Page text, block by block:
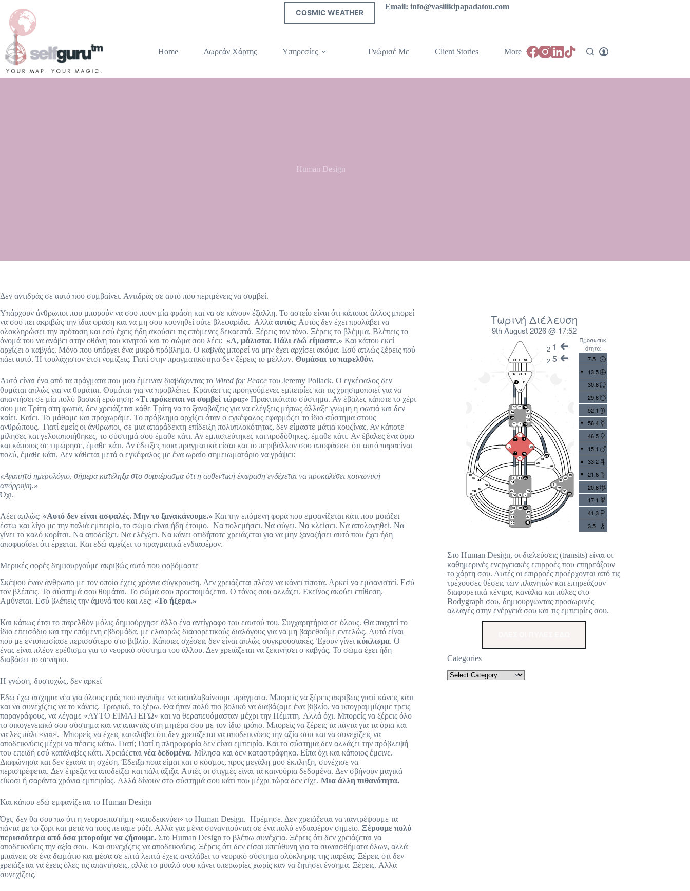
COSMIC WEATHER
Email: info@vasilikipapadatou.com
Home Δωρεάν Χάρτης Υπηρεσίες Γνώρισέ Με Client Stories More
Human Design
Δεν αντιδράς σε αυτό που συμβαίνει. Αντιδράς σε αυτό που περιμένεις να συμβεί.
Υπάρχουν άνθρωποι που μπορούν να σου πουν μία φράση και να σε κάνουν έξαλλη. Το αστείο είναι ότι κάποιος άλλος μπορεί
να σου πει ακριβώς την ίδια φράση και να μη σου κουνηθεί ούτε βλεφαρίδα. Αλλά αυτός; Αυτός δεν έχει προλάβει να
ολοκληρώσει την πρόταση και εσύ έχεις ήδη ακούσει τις επόμενες δεκαεπτά. Ξέρεις τον τόνο. Ξέρεις το βλέμμα. Βλέπεις το
όνομά του να ανάβει στην οθόνη του κινητού και το σώμα σου λέει: «Α, μάλιστα. Πάλι εδώ είμαστε.» Και κάπου εκεί
αρχίζει ο καβγάς. Μόνο που υπάρχει ένα μικρό πρόβλημα. Ο καβγάς μπορεί να μην έχει αρχίσει ακόμα. Εσύ απλώς ξέρεις πού
πάει αυτό. Ή τουλάχιστον έτσι νομίζεις. Γιατί στην πραγματικότητα δεν ξέρεις το μέλλον. Θυμάσαι το παρελθόν.
Αυτό είναι ένα από τα πράγματα που μου έμειναν διαβάζοντας το Wired for Peace του Jeremy Pollack. Ο εγκέφαλος δεν
θυμάται απλώς για να θυμάται. Θυμάται για να προβλέπει. Κρατάει τις προηγούμενες εμπειρίες και τις χρησιμοποιεί για να
απαντήσει σε μία πολύ βασική ερώτηση: «Τι πρόκειται να συμβεί τώρα;» Πρακτικότατο σύστημα. Αν έβαλες κάποτε το χέρι
σου μια Τρίτη στη φωτιά, δεν χρειάζεται κάθε Τρίτη να το ξαναβάζεις για να ελέγξεις μήπως άλλαξε γνώμη η φωτιά και δεν
καίει. Καίει. Το μάθαμε και προχωράμε. Το πρόβλημα αρχίζει όταν ο εγκέφαλος εφαρμόζει το ίδιο σύστημα στους
ανθρώπους. Γιατί εμείς οι άνθρωποι, σε μια απαράδεκτη επίδειξη πολυπλοκότητας, δεν είμαστε μάτια κουζίνας. Αν κάποτε
μίλησες και γελοιοποιήθηκες, το σύστημά σου έμαθε κάτι. Αν εμπιστεύτηκες και προδόθηκες, έμαθε κάτι. Αν έβαλες ένα όριο
και κάποιος σε τιμώρησε, έμαθε κάτι. Αν έδειξες ποια πραγματικά είσαι και το περιβάλλον σου αποφάσισε ότι αυτό παραείναι
πολύ, έμαθε κάτι. Δεν κάθεται μετά ο εγκέφαλος με ένα ωραίο σημειωματάριο να γράψει:
«Αγαπητό ημερολόγιο, σήμερα κατέληξα στο συμπέρασμα ότι η αυθεντική έκφραση ενδέχεται να προκαλέσει κοινωνική
απόρριψη.»
Όχι.
Λέει απλώς: «Αυτό δεν είναι ασφαλές. Μην το ξανακάνουμε.» Και την επόμενη φορά που εμφανίζεται κάτι που μοιάζει
έστω και λίγο με την παλιά εμπειρία, το σώμα είναι ήδη έτοιμο. Να πολεμήσει. Να φύγει. Να κλείσει. Να απολογηθεί. Να
γίνει το καλό κορίτσι. Να αποδείξει. Να ελέγξει. Να κάνει οτιδήποτε χρειάζεται για να μην ξαναζήσει αυτό που έχει ήδη
αποφασίσει ότι έρχεται. Και εδώ αρχίζει το πραγματικά ενδιαφέρον.
Μερικές φορές δημιουργούμε ακριβώς αυτό που φοβόμαστε
Σκέψου έναν άνθρωπο με τον οποίο έχεις χρόνια σύγκρουση. Δεν χρειάζεται πλέον να κάνει τίποτα. Αρκεί να εμφανιστεί. Εσύ
τον βλέπεις. Το σύστημά σου θυμάται. Το σώμα σου προετοιμάζεται. Ο τόνος σου αλλάζει. Εκείνος ακούει επίθεση.
Αμύνεται. Εσύ βλέπεις την άμυνά του και λες: «Το ήξερα.»
Και κάπως έτσι το παρελθόν μόλις δημιούργησε άλλο ένα αντίγραφο του εαυτού του. Συγχαρητήρια σε όλους. Θα παιχτεί το
ίδιο επεισόδιο και την επόμενη εβδομάδα, με ελαφρώς διαφορετικούς διαλόγους για να μη βαρεθούμε εντελώς. Αυτό είναι
που με εντυπωσίασε περισσότερο στο βιβλίο. Κάποιες σχέσεις δεν είναι απλώς συγκρουσιακές. Έχουν γίνει κύκλωμα. Ο
ένας είναι πλέον ερέθισμα για το νευρικό σύστημα του άλλου. Δεν χρειάζεται να ξεκινήσει ο καβγάς. Το σώμα έχει ήδη
διαβάσει το σενάριο.
Η γνώση, δυστυχώς, δεν αρκεί
Εδώ έχω άσχημα νέα για όλους εμάς που αγαπάμε να καταλαβαίνουμε πράγματα. Μπορείς να ξέρεις ακριβώς γιατί κάνεις κάτι
και να συνεχίζεις να το κάνεις. Τραγικό, το ξέρω. Θα ήταν πολύ πιο βολικό να διαβάζαμε ένα βιβλίο, να υπογραμμίζαμε τρεις
παραγράφους, να λέγαμε «ΑΥΤΟ ΕΙΜΑΙ ΕΓΩ» και να θεραπευόμασταν μέχρι την Πέμπτη. Αλλά όχι. Μπορείς να ξέρεις όλο
το οικογενειακό σου σύστημα και να απαντάς στη μητέρα σου με τον ίδιο τρόπο. Μπορείς να ξέρεις τα πάντα για τα όρια και
να λες πάλι «ναι». Μπορείς να έχεις καταλάβει ότι δεν χρειάζεται να αποδεικνύεις την αξία σου και να συνεχίζεις να
αποδεικνύεις μέχρι να πέσεις κάτω. Γιατί; Γιατί η πληροφορία δεν είναι εμπειρία. Και το σύστημα δεν αλλάζει την πρόβλεψή
του επειδή εσύ κατάλαβες κάτι. Χρειάζεται νέα δεδομένα. Μίλησα και δεν καταστράφηκα. Είπα όχι και κάποιος έμεινε.
Διαφώνησα και δεν έχασα τη σχέση. Έδειξα ποια είμαι και ο κόσμος, προς μεγάλη μου έκπληξη, συνέχισε να
περιστρέφεται. Δεν έτρεξα να αποδείξω και πάλι άξιζα. Αυτές οι στιγμές είναι τα καινούρια δεδομένα. Δεν σβήνουν μαγικά
είκοσι ή σαράντα χρόνια εμπειρίας. Αλλά δίνουν στο σύστημά σου κάτι που μέχρι τώρα δεν είχε. Μια άλλη πιθανότητα.
Και κάπου εδώ εμφανίζεται το Human Design
Όχι, δεν θα σου πω ότι η νευροεπιστήμη «αποδεικνύει» το Human Design. Ηρέμησε. Δεν χρειάζεται να παντρέψουμε τα
πάντα με το ζόρι και μετά να τους πετάμε ρύζι. Αλλά για μένα συναντιούνται σε ένα πολύ ενδιαφέρον σημείο. Ξέρουμε πολύ
περισσότερα από όσα μπορούμε να ζήσουμε. Στο Human Design το βλέπω συνέχεια. Ξέρεις ότι δεν χρειάζεται να
αποδεικνύεις την αξία σου. Και συνεχίζεις να αποδεικνύεις. Ξέρεις ότι δεν είσαι υπεύθυνη για τα συναισθήματα όλων, αλλά
μπαίνεις σε ένα δωμάτιο και μέσα σε επτά λεπτά έχεις αναλάβει το νευρικό σύστημα ολόκληρης της παρέας. Ξέρεις ότι δεν
χρειάζεται να έχεις όλες τις απαντήσεις, αλλά το μυαλό σου κάνει υπερωρίες χωρίς καν να ζητήσει ένσημα. Ξέρεις. Αλλά
συνεχίζεις.
Τωρινή Διέλευση
9th August 2026 @ 17:52
2 1
2 5
Προσωπικ
ότητα
7.5
13.5
30.6
29.6
52.1
56.4
46.5
15.1
33.2
21.6
20.6
17.1
41.3
3.5
Στο Human Design, οι διελεύσεις (transits) είναι οι
καθημερινές ενεργειακές επιρροές που επηρεάζουν
το χάρτη σου. Αυτές οι επιρροές προέρχονται από τις
τρέχουσες θέσεις των πλανητών και επηρεάζουν
διαφορετικά κέντρα, κανάλια και πύλες στο
Bodygraph σου, δημιουργώντας προσωρινές
αλλαγές στην ενέργειά σου και τις εμπειρίες σου.
Categories